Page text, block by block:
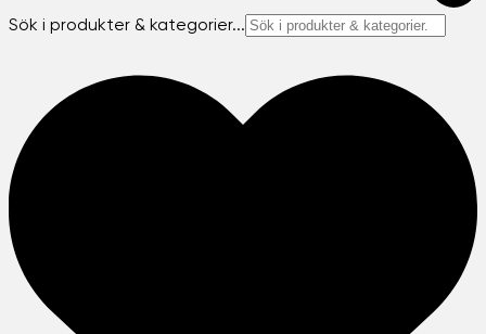
Sök i produkter & kategorier...